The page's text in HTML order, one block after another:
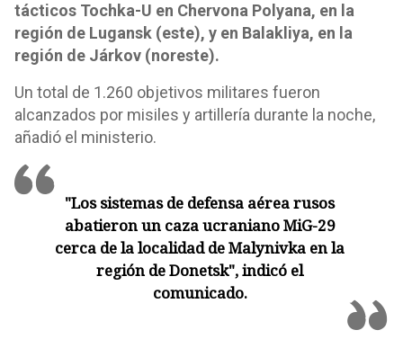
tácticos Tochka-U en Chervona Polyana, en la
región de Lugansk (este), y en Balakliya, en la
región de Járkov (noreste).
Un total de 1.260 objetivos militares fueron
alcanzados por misiles y artillería durante la noche,
añadió el ministerio.
"Los sistemas de defensa aérea rusos
abatieron un caza ucraniano MiG-29
cerca de la localidad de Malynivka en la
región de Donetsk", indicó el
comunicado.